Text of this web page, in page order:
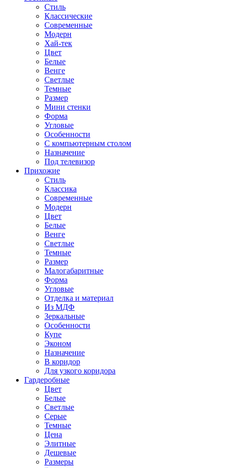
Стиль
Классические
Современные
Модерн
Хай-тек
Цвет
Белые
Венге
Светлые
Темные
Размер
Мини стенки
Форма
Угловые
Особенности
С компьютерным столом
Назначение
Под телевизор
Прихожие
Стиль
Классика
Современные
Модерн
Цвет
Белые
Венге
Светлые
Темные
Размер
Малогабаритные
Форма
Угловые
Отделка и материал
Из МДФ
Зеркальные
Особенности
Купе
Эконом
Назначение
В коридор
Для узкого коридора
Гардеробные
Цвет
Белые
Светлые
Серые
Темные
Цена
Элитные
Дешевые
Размеры